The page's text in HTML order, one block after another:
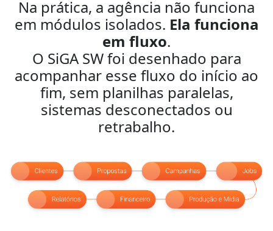
Na prática, a agência não funciona
em módulos isolados. Ela funciona
em fluxo.
O SiGA SW foi desenhado para
acompanhar esse fluxo do início ao
fim, sem planilhas paralelas,
sistemas desconectados ou
retrabalho.